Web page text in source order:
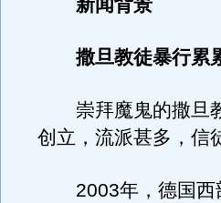
新闻背景
撒旦教徒暴行累
崇拜魔鬼的撒旦教
创立，流派甚多，信
2003年，德国西